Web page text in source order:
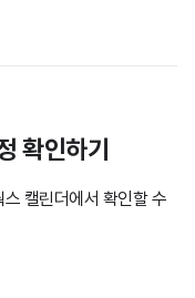
확인하기
캘린더에서 확인할 수